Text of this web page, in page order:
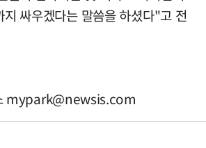
지 싸우겠다는 말씀을 하셨다"고 전
mypark@newsis.com